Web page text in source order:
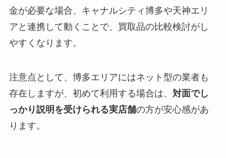
金が必要な場合、キャナルシティ博多や天神エリ
アと連携して動くことで、買取品の比較検討がし
やすくなります。
注意点として、博多エリアにはネット型の業者も
存在しますが、初めて利用する場合は、 対面でし
っかり説明を受けられる実店舗の方が安心感があ
ります。